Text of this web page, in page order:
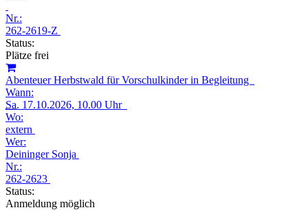
Nr.:
262-2619-Z
Status:
Plätze frei
Abenteuer Herbstwald für Vorschulkinder in Begleitung
Wann:
Sa. 17.10.2026, 10.00 Uhr
Wo:
extern
Wer:
Deininger Sonja
Nr.:
262-2623
Status:
Anmeldung möglich